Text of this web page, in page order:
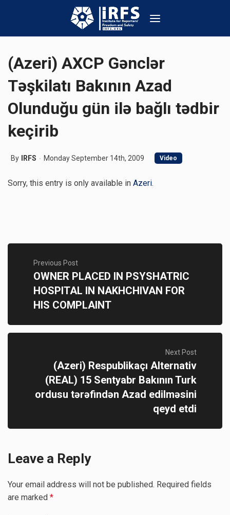
(Azeri) AXCP Gənclər
Təşkilatı Bakının Azad
Olunduğu gün ilə bağlı tədbir
keçirib
By IRFS Monday September 14th, 2009 Video
Sorry, this entry is only available in Azeri.
Previous Post
OWNER PLACED IN PSYSHATRIC
HOSPITAL IN NAKHCHIVAN FOR
HIS COMPLAINT
Next Post
(Azeri) Respublikaçı Alternativ
(REAL) 15 Sentyabr Bakının Turk
ordusu tərəfindən Azad edilməsini
qeyd etdi
Leave a Reply
Your email address will not be published. Required fields
are marked *